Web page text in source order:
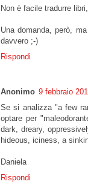
Non è facile tradurre
Una domanda, però,
davvero ;-)
Rispondi
Anonimo 9 febbraio
Se si analizza "a few
optare per
dark, dreary,
hideous, iciness, a
Daniela
Rispondi